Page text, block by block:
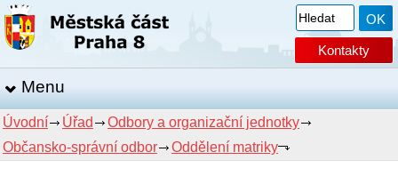
Kontakty
Menu
Úvodní Úřad
Odbory a organizační jednotky
Občansko-správní odbor
Oddělení matriky